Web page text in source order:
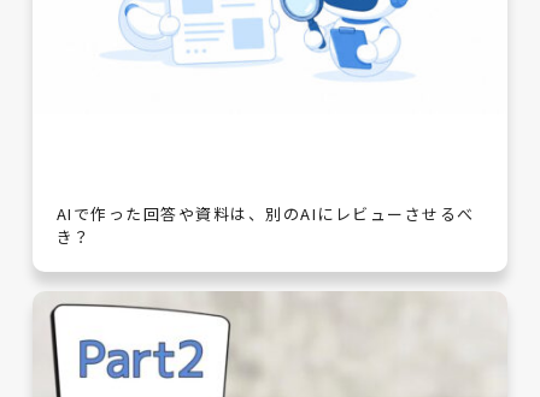
AIで作った回答や資料は、別のAIにレビューさせるべ
き？